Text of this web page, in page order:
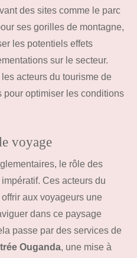
des sites comme le parc
ses gorilles de montagne,
les potentiels effets
sur le secteur.
acteurs du tourisme de
optimiser les conditions
voyage
le rôle des
Ces acteurs du
aux voyageurs une
dans ce paysage
passe par des services de
Ouganda, une mise à